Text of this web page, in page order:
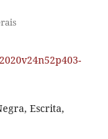
Escrita,